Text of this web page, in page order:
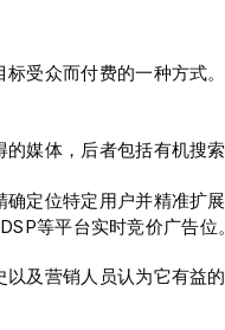
受众而付费的一种方式
媒体，后者包括有机搜索
定位特定用户并精准扩
等平台实时竞价广告位。
及营销人员认为它有益的